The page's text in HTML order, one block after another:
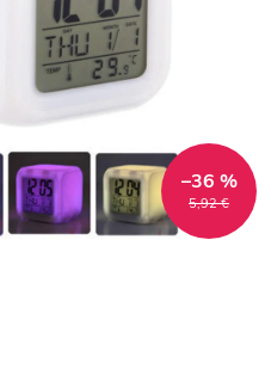
5,92 €
–36 %